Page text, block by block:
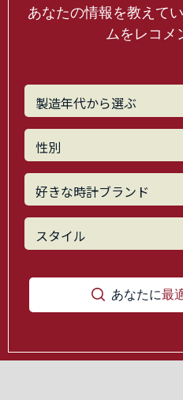
あなたの情報を教えて
ムをレコメ
あなたに最